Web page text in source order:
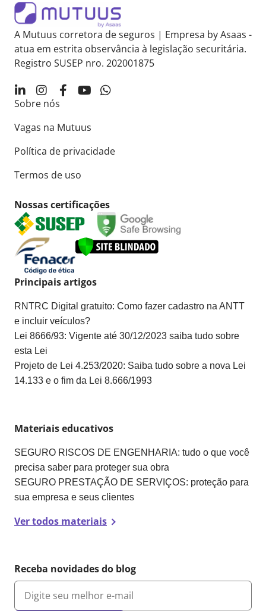
A Mutuus corretora de seguros | Empresa by Asaas -
atua em estrita observância à legislação securitária.
Registro SUSEP nro. 202001875
Sobre nós
Vagas na Mutuus
Política de privacidade
Termos de uso
Nossas certificações
Principais artigos
RNTRC Digital gratuito: Como fazer cadastro na ANTT
e incluir veículos?
Lei 8666/93: Vigente até 30/12/2023 saiba tudo sobre
esta Lei
Projeto de Lei 4.253/2020: Saiba tudo sobre a nova Lei
14.133 e o fim da Lei 8.666/1993
Materiais educativos
SEGURO RISCOS DE ENGENHARIA: tudo o que você
precisa saber para proteger sua obra
SEGURO PRESTAÇÃO DE SERVIÇOS: proteção para
sua empresa e seus clientes
Ver todos materiais
Receba novidades do blog